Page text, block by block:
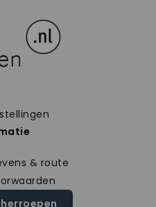
& route